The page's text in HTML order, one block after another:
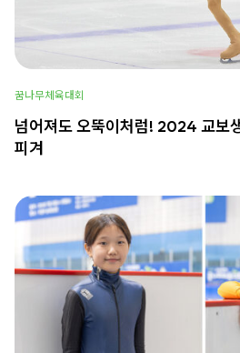
꿈나무체육대회
넘어져도 오뚝이처럼! 2024 교보
피겨